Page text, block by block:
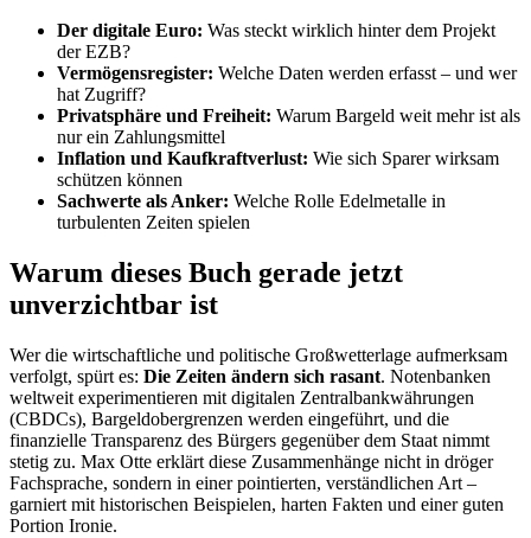
Der digitale Euro: Was steckt wirklich hinter dem Projekt
der EZB?
Vermögensregister: Welche Daten werden erfasst – und wer
hat Zugriff?
Privatsphäre und Freiheit: Warum Bargeld weit mehr ist als
nur ein Zahlungsmittel
Inflation und Kaufkraftverlust: Wie sich Sparer wirksam
schützen können
Sachwerte als Anker: Welche Rolle Edelmetalle in
turbulenten Zeiten spielen
Warum dieses Buch gerade jetzt
unverzichtbar ist
Wer die wirtschaftliche und politische Großwetterlage aufmerksam
verfolgt, spürt es: Die Zeiten ändern sich rasant. Notenbanken
weltweit experimentieren mit digitalen Zentralbankwährungen
(CBDCs), Bargeldobergrenzen werden eingeführt, und die
finanzielle Transparenz des Bürgers gegenüber dem Staat nimmt
stetig zu. Max Otte erklärt diese Zusammenhänge nicht in dröger
Fachsprache, sondern in einer pointierten, verständlichen Art –
garniert mit historischen Beispielen, harten Fakten und einer guten
Portion Ironie.